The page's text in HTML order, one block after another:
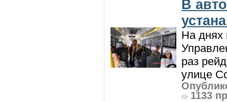
В
На днях
раз
улице
1133